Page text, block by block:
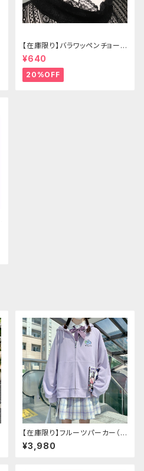
【在庫限り】バラワッペンチョーカ
ー
¥640
20%OFF
【在庫限り】フルーツパーカー（ブ
ルべリ、ブドウ、キウイ、チェリー、
ぶどう
¥3,980